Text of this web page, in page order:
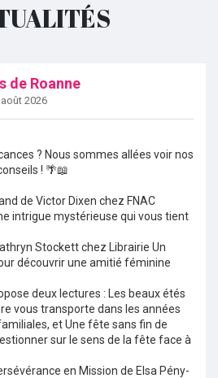
de Roanne
2026
? Nous sommes allées voir nos
! 🌴📖
de Victor Dixen chez FNAC
intrigue mystérieuse qui vous tient
Stockett chez Librairie Un
découvrir une amitié féminine
deux lectures : Les beaux étés
vous transporte dans les années
et Une fête sans fin de
sur le sens de la fête face à
en Mission de Elsa Pény-